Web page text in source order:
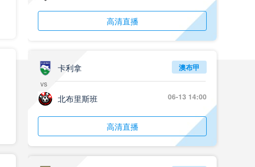
标签
2024年5月21日 足协杯第3轮
标签
标签
比赛录像
标签
比赛录像 成都蓉城
高清直播
卡利拿
vs
北布里斯班
澳布甲
06-13 14:00
高清直播